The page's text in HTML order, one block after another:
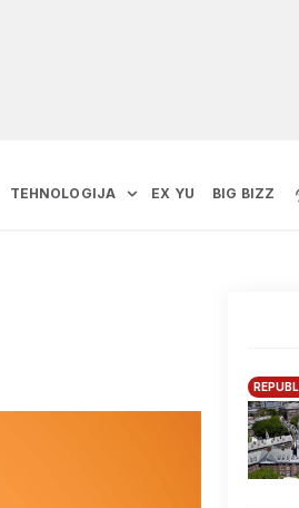
TEHNOLOGIJA EX YU BIG BIZZ